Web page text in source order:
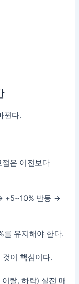
뀐다.
은 이전보다
+5~10% 반등 →
를 유지해야 한다.
이 핵심이다.
탈, 하락) 실전 매